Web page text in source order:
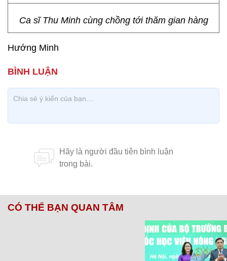
Ca sĩ Thu Minh cùng chồng tới thăm gian hàng
Hướng Minh
CÓ THỂ BẠN QUAN TÂM